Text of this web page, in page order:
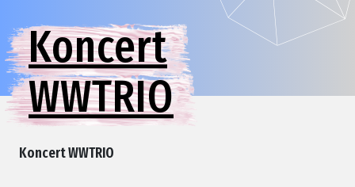
Koncert
WWTRIO
Koncert WWTRIO